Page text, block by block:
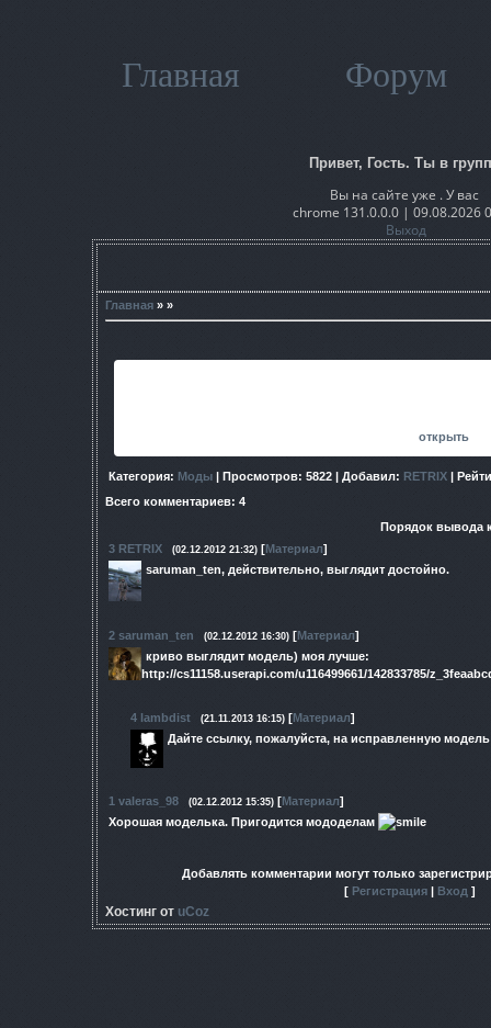
Главная Форум
Привет, Гость. Ты в
Вы на сайте уже . У вас
chrome 131.0.0.0 | 09.08.2026
Выход
Главная » »
открыть
Категория: Моды | Просмотров: 5822 | Добавил: RETRIX |
Всего комментариев: 4
Порядок вывода
3 RETRIX (02.12.2012 21:32) [Материал]
saruman_ten, действительно, выглядит достойно.
2 saruman_ten (02.12.2012 16:30) [Материал]
криво выглядит модель) моя лучше:
http://cs11158.userapi.com/u116499661/142833785/
4 lambdist (21.11.2013 16:15) [Материал]
Дайте ссылку, пожалуйста, на исправленную
1 valeras_98 (02.12.2012 15:35) [Материал]
Хорошая моделька. Пригодится мододелам
Добавлять комментарии могут только
[ Регистрация | Вход ]
Хостинг от uCoz